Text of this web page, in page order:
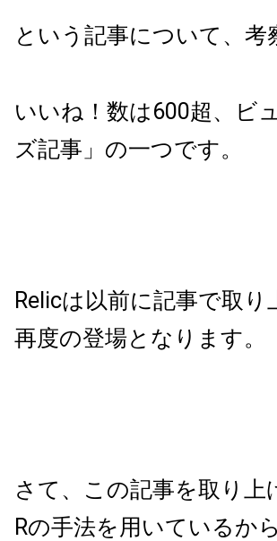
という記事について、考
いいね！数は600超、ビ
ズ記事」の一つです。
Relicは以前に記事で取り
再度の登場となります。
さて、この記事を取り
Rの手法を用いているか